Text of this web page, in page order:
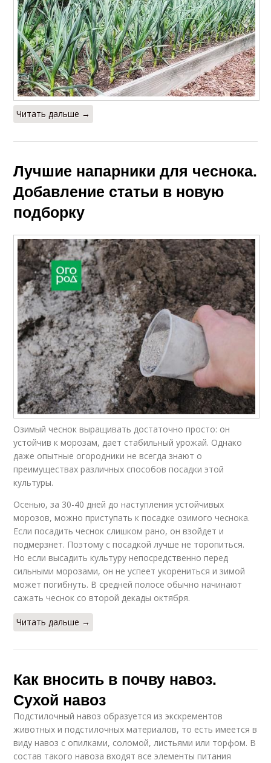
Читать дальше →
Лучшие напарники для чеснока.
Добавление статьи в новую
подборку
Озимый чеснок выращивать достаточно просто: он
устойчив к морозам, дает стабильный урожай. Однако
даже опытные огородники не всегда знают о
преимуществах различных способов посадки этой
культуры.
Осенью, за 30-40 дней до наступления устойчивых
морозов, можно приступать к посадке озимого чеснока.
Если посадить чеснок слишком рано, он взойдет и
подмерзнет. Поэтому с посадкой лучше не торопиться.
Но если высадить культуру непосредственно перед
сильными морозами, он не успеет укорениться и зимой
может погибнуть. В средней полосе обычно начинают
сажать чеснок со второй декады октября.
Читать дальше →
Как вносить в почву навоз.
Сухой навоз
Подстилочный навоз образуется из экскрементов
животных и подстилочных материалов, то есть имеется в
виду навоз с опилками, соломой, листьями или торфом. В
состав такого навоза входят все элементы питания